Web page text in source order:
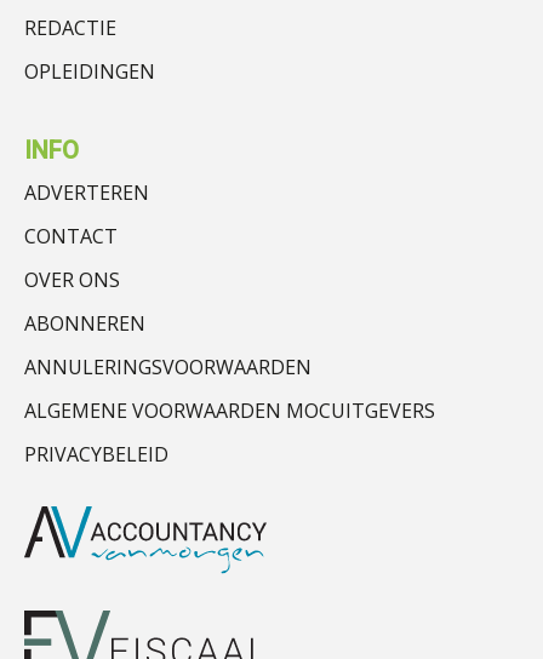
REDACTIE
OPLEIDINGEN
INFO
ADVERTEREN
CONTACT
OVER ONS
ABONNEREN
ANNULERINGSVOORWAARDEN
ALGEMENE VOORWAARDEN MOCUITGEVERS
PRIVACYBELEID